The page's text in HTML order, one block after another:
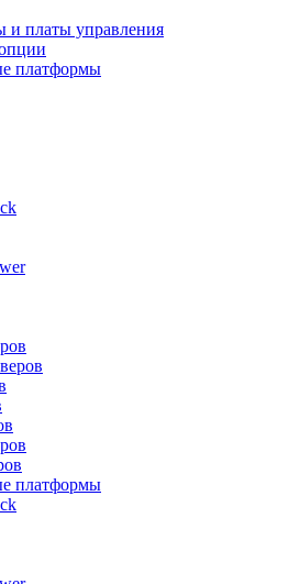
и платы управления
платформы
платформы